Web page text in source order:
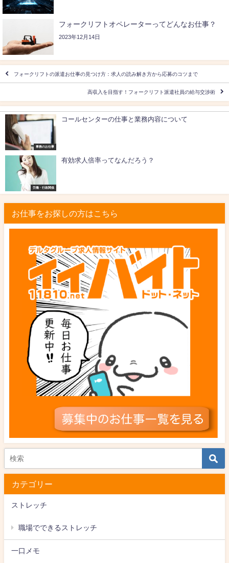
フォークリフトオペレーターってどんなお仕事？
2023年12月14日
フォークリフトの派遣お仕事の見つけ方：求人の読み解き方から応募のコツまで
高収入を目指す！フォークリフト派遣社員の給与交渉術
事務のお仕事
コールセンターの仕事と業務内容について
労働・行政関係
有効求人倍率ってなんだろう？
お仕事をお探しの方はこちら
カテゴリー
ストレッチ
職場でできるストレッチ
一口メモ